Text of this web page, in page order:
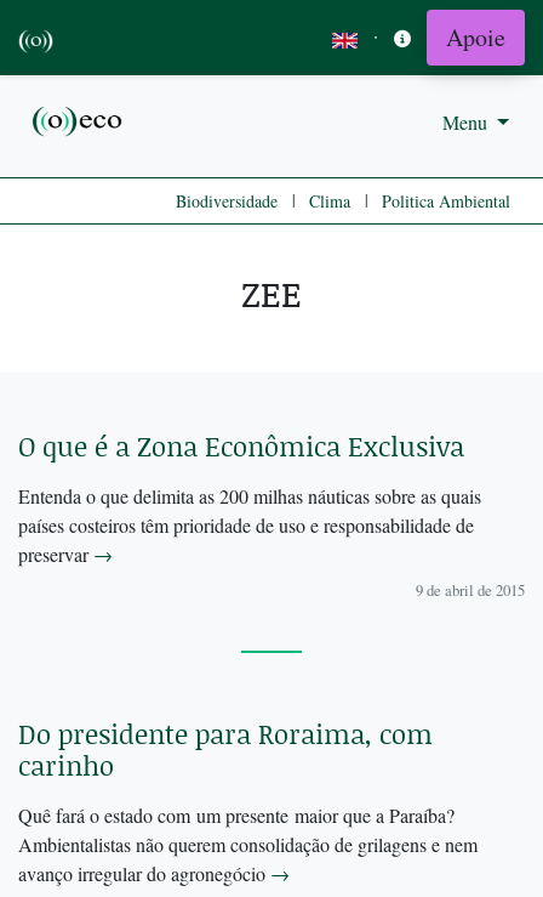
· Apoie
Menu
Biodiversidade | Clima | Politica Ambiental
ZEE
O que é a Zona Econômica Exclusiva
Entenda o que delimita as 200 milhas náuticas sobre as quais
países costeiros têm prioridade de uso e responsabilidade de
preservar→
9 de abril de 2015
Do presidente para Roraima, com
carinho
Quê fará o estado com um presente maior que a Paraíba?
Ambientalistas não querem consolidação de grilagens e nem
avanço irregular do agronegócio →